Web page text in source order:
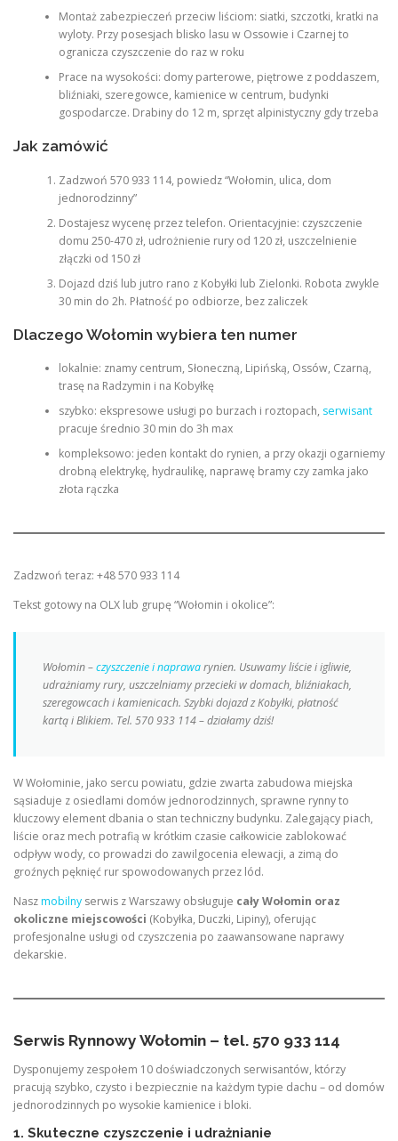
Montaż zabezpieczeń przeciw liściom: siatki, szczotki, kratki na
wyloty. Przy posesjach blisko lasu w Ossowie i Czarnej to
ogranicza czyszczenie do raz w roku
Prace na wysokości: domy parterowe, piętrowe z poddaszem,
bliźniaki, szeregowce, kamienice w centrum, budynki
gospodarcze. Drabiny do 12 m, sprzęt alpinistyczny gdy trzeba
Jak zamówić
Zadzwoń 570 933 114, powiedz “Wołomin, ulica, dom
jednorodzinny”
Dostajesz wycenę przez telefon. Orientacyjnie: czyszczenie
domu 250-470 zł, udrożnienie rury od 120 zł, uszczelnienie
złączki od 150 zł
Dojazd dziś lub jutro rano z Kobyłki lub Zielonki. Robota zwykle
30 min do 2h. Płatność po odbiorze, bez zaliczek
Dlaczego Wołomin wybiera ten numer
lokalnie: znamy centrum, Słoneczną, Lipińską, Ossów, Czarną,
trasę na Radzymin i na Kobyłkę
szybko: ekspresowe usługi po burzach i roztopach, serwisant
pracuje średnio 30 min do 3h max
kompleksowo: jeden kontakt do rynien, a przy okazji ogarniemy
drobną elektrykę, hydraulikę, naprawę bramy czy zamka jako
złota rączka
Zadzwoń teraz: +48 570 933 114
Tekst gotowy na OLX lub grupę “Wołomin i okolice”:
Wołomin –czyszczenie i naprawarynien. Usuwamy liście i igliwie,
udrażniamy rury, uszczelniamy przecieki w domach, bliźniakach,
szeregowcach i kamienicach. Szybki dojazd z Kobyłki, płatność
kartą i Blikiem. Tel. 570 933 114 – działamy dziś!
W Wołominie, jako sercu powiatu, gdzie zwarta zabudowa miejska
sąsiaduje z osiedlami domów jednorodzinnych, sprawne rynny to
kluczowy element dbania o stan techniczny budynku. Zalegający piach,
liście oraz mech potrafią w krótkim czasie całkowicie zablokować
odpływ wody, co prowadzi do zawilgocenia elewacji, a zimą do
groźnych pęknięć rur spowodowanych przez lód.
Naszmobilny serwis z Warszawy obsługuje cały Wołomin oraz
okoliczne miejscowości (Kobyłka, Duczki, Lipiny), oferując
profesjonalne usługi od czyszczenia po zaawansowane naprawy
dekarskie.
Serwis Rynnowy Wołomin – tel. 570 933 114
Dysponujemy zespołem 10 doświadczonych serwisantów, którzy
pracują szybko, czysto i bezpiecznie na każdym typie dachu – od domów
jednorodzinnych po wysokie kamienice i bloki.
1. Skuteczne czyszczenie i udrażnianie